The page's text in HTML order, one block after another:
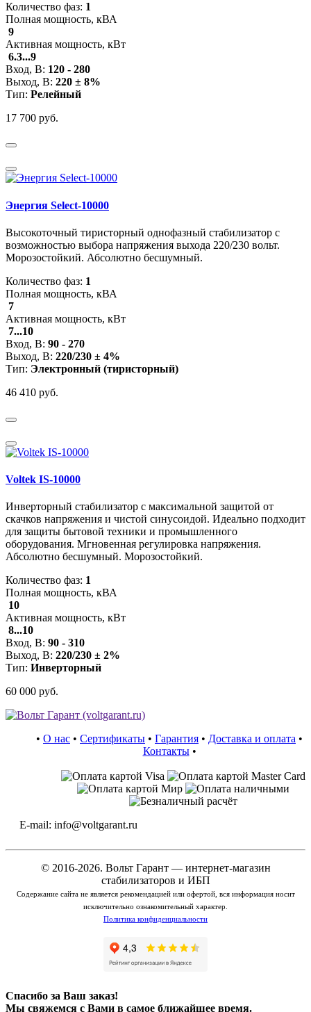
Количество фаз: 1
Полная мощность, кВА
9
Активная мощность, кВт
6.3...9
Вход, В: 120 - 280
Выход, В: 220 ± 8%
Тип: Релейный
17 700 руб.
Энергия Select-10000
Высокоточный тиристорный однофазный стабилизатор с
возможностью выбора напряжения выхода 220/230 вольт.
Морозостойкий. Абсолютно бесшумный.
Количество фаз: 1
Полная мощность, кВА
7
Активная мощность, кВт
7...10
Вход, В: 90 - 270
Выход, В: 220/230 ± 4%
Тип: Электронный (тиристорный)
46 410 руб.
Voltek IS-10000
Инверторный стабилизатор с максимальной защитой от
скачков напряжения и чистой синусоидой. Идеально подходит
для защиты бытовой техники и промышленного
оборудования. Мгновенная регулировка напряжения.
Абсолютно бесшумный. Морозостойкий.
Количество фаз: 1
Полная мощность, кВА
10
Активная мощность, кВт
8...10
Вход, В: 90 - 310
Выход, В: 220/230 ± 2%
Тип: Инверторный
60 000 руб.
• О нас • Сертификаты • Гарантия • Доставка и оплата •
Контакты•
E-mail: info@voltgarant.ru
© 2016-2026. Вольт Гарант — интернет-магазин
стабилизаторов и ИБП
Содержание сайта не является рекомендацией или офертой, вся информация носит
исключительно ознакомительный характер.
Политика конфиденциальности
Спасибо за Ваш заказ!
Мы свяжемся с Вами в самое ближайшее время.